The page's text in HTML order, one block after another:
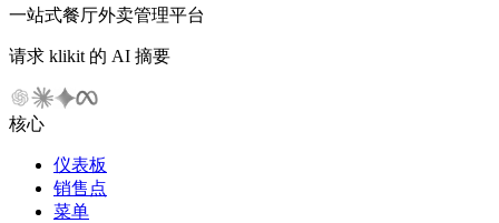
一站式餐厅外卖管理平台
请求 klikit 的 AI 摘要
核心
仪表板
销售点
菜单